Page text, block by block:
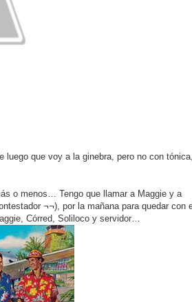
luego que voy a la ginebra, pero no con
o menos… Tengo que llamar a Maggie y a
¬¬), por la mañana para quedar con
Córred, Soliloco y servidor…